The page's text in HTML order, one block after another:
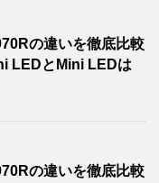
の違いを徹底比較
LEDとMini LEDは
の違いを徹底比較